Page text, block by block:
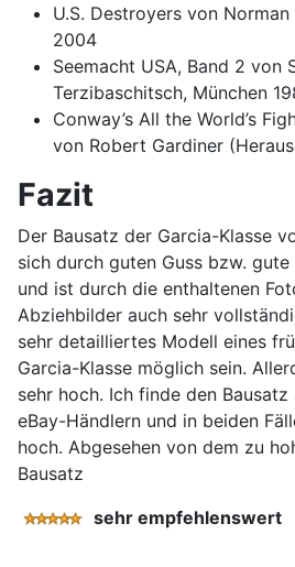
U.S. Destroyers von
2004
Seemacht USA, Band 2 von
Terzibaschitsch, München
Conway’s All the World’s
von Robert Gardiner
Fazit
Der Bausatz der Garcia-Klasse
sich durch guten Guss bzw.
und ist durch die enthaltenen
Abziehbilder auch sehr
sehr detailliertes Modell eines
Garcia-Klasse möglich sein.
sehr hoch. Ich finde den
eBay-Händlern und in beiden
hoch. Abgesehen von dem zu
Bausatz
sehr empfehlenswert